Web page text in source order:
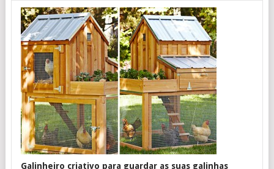
Galinheiro criativo para guardar as suas galinhas